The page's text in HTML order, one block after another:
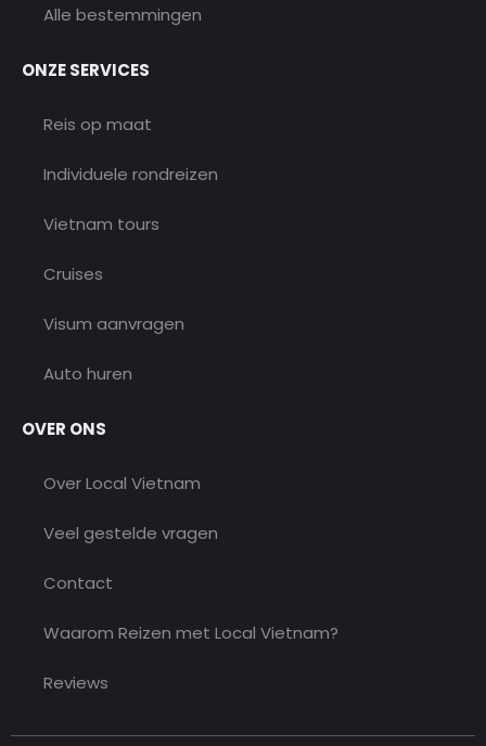
Alle bestemmingen
ONZE SERVICES
Reis op maat
Individuele rondreizen
Vietnam tours
Cruises
Visum aanvragen
Auto huren
OVER ONS
Over Local Vietnam
Veel gestelde vragen
Contact
Waarom Reizen met Local Vietnam?
Reviews